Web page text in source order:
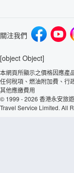
關注我們
[object Object]
本網頁所顯示之價格因應產
任何稅項、燃油附加費、行
其他應繳費用
© 1999 - 2026 香港永安旅
Travel Service Limited. All